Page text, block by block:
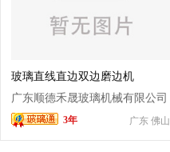
玻璃直线直边双边磨边机
广东顺德禾晟玻璃机械有限公司
广东 佛山
3年